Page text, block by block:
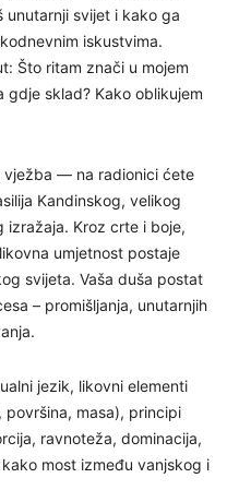
svijet i kako ga
iskustvima.
Što ritam znači u mojem
gdje sklad? Kako oblikujem
vježba — na radionici ćete
Kandinskog, velikog
izražaja. Kroz crte i boje,
umjetnost postaje
svijeta. Vaša duša postat
– promišljanja, unutarnjih
jezik, likovni elementi
površina, masa), principi
ravnoteža, dominacija,
most između vanjskog i